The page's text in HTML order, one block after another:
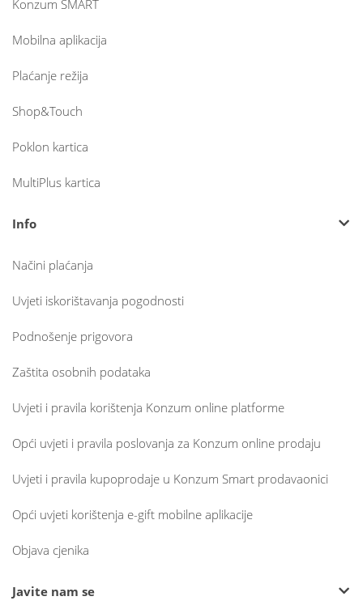
Konzum SMART
Mobilna aplikacija
Plaćanje režija
Shop&Touch
Poklon kartica
MultiPlus kartica
Info
Načini plaćanja
Uvjeti iskorištavanja pogodnosti
Podnošenje prigovora
Zaštita osobnih podataka
Uvjeti i pravila korištenja Konzum online platforme
Opći uvjeti i pravila poslovanja za Konzum online prodaju
Uvjeti i pravila kupoprodaje u Konzum Smart prodavaonici
Opći uvjeti korištenja e-gift mobilne aplikacije
Objava cjenika
Javite nam se